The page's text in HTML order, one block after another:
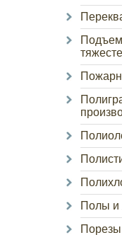
Полы и